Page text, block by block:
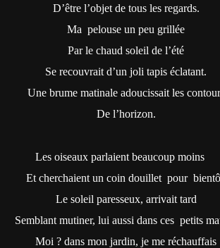
D’être l’objet de tous les regards.
Ma pelouse un peu grillée
Par le chaud soleil de l’été
Se recouvrait d’un joli tapis éclatant.
Une brume matinale adoucissait les
De l’horizon.
Les oiseaux parlaient beaucoup moins
Et cherchaient un coin douillet pour
Le soleil paresseux, arrivait tard
Semblant mutiner, lui aussi dans ces petits
Moi ? dans mon jardin, je me réchauffais